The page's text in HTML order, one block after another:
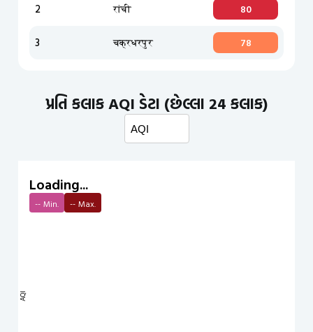
2 रांची 80
3 चक्रधरपुर 78
પ્રતિ કલાક AQI ડેટા (છેલ્લા 24 કલાક)
Loading...
-- Min. -- Max.
AQI